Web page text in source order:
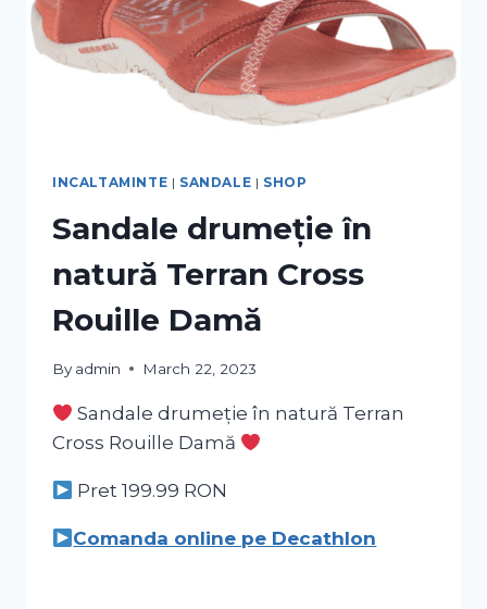
INCALTAMINTE | SANDALE | SHOP
Sandale drumeție în
natură Terran Cross
Rouille Damă
By admin March 22, 2023
Sandale drumeție în natură Terran
Cross Rouille Damă
Pret 199.99 RON
Comanda online pe Decathlon